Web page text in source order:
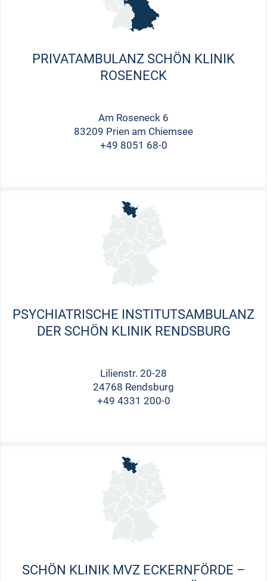
PRIVATAMBULANZ SCHÖN KLINIK
ROSENECK
Am Roseneck 6
83209 Prien am Chiemsee
+49 8051 68-0
PSYCHIATRISCHE INSTITUTSAMBULANZ
DER SCHÖN KLINIK RENDSBURG
Lilienstr. 20-28
24768 Rendsburg
+49 4331 200-0
SCHÖN KLINIK MVZ ECKERNFÖRDE –